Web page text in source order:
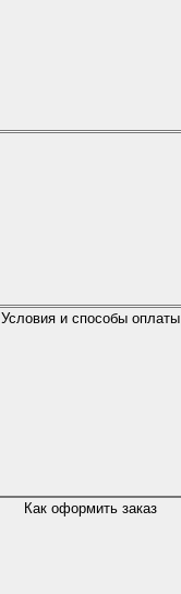
Условия и способы оплаты
Как оформить заказ